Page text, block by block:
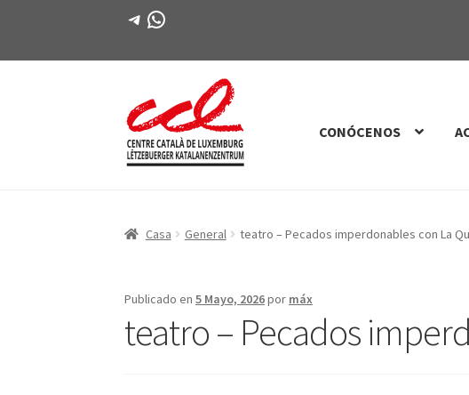
Telegrama
WhatsApp
Saltar
a
saltar
al
CONÓCENOS
Casa General teatro – Pecados imperdonables con La
Publicado en5 Mayo, 2026por máx
teatro – Pecados